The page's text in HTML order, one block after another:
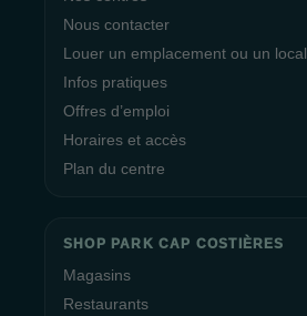
Nous contacter
Louer un emplacement ou un local
Infos pratiques
Offres d’emploi
Horaires et accès
Plan du centre
SHOP PARK CAP COSTIÈRES
Magasins
Restaurants